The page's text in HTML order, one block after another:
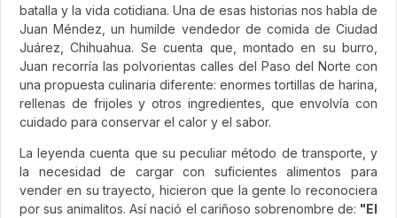
batalla y la vida cotidiana. Una de esas historias nos habla de
Juan Méndez, un humilde vendedor de comida de Ciudad
Juárez, Chihuahua. Se cuenta que, montado en su burro,
Juan recorría las polvorientas calles del Paso del Norte con
una propuesta culinaria diferente: enormes tortillas de harina,
rellenas de frijoles y otros ingredientes, que envolvía con
cuidado para conservar el calor y el sabor.
La leyenda cuenta que su peculiar método de transporte, y
la necesidad de cargar con suficientes alimentos para
vender en su trayecto, hicieron que la gente lo reconociera
por sus animalitos. Así nació el cariñoso sobrenombre de: "El